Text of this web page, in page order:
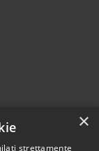
×
strettamente